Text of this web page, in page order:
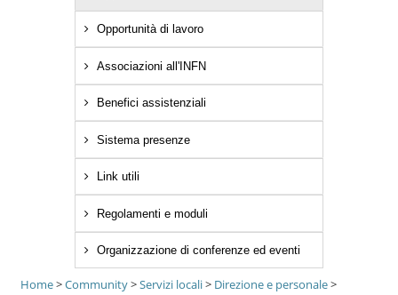
Opportunità di lavoro
Associazioni all'INFN
Benefici assistenziali
Sistema presenze
Link utili
Regolamenti e moduli
Organizzazione di conferenze ed eventi
Home>Community>Servizi locali> Direzione e personale>